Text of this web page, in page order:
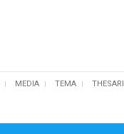
MEDIA TEMA THESARI